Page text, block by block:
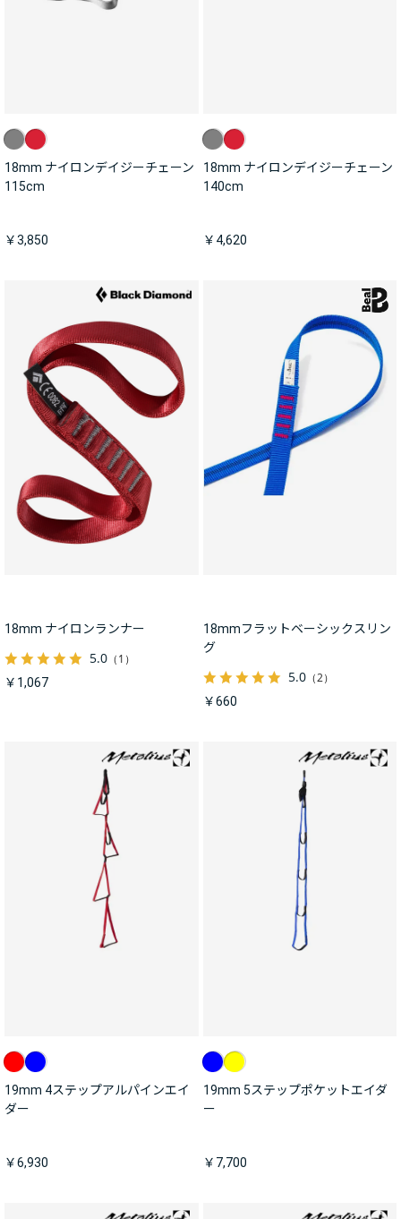
18mm ナイロンデイジーチェーン
115cm
￥3,850
18mm ナイロンデイジーチェーン
140cm
￥4,620
18mm ナイロンランナー
5.0 （1）
￥1,067
18mmフラットベーシックスリン
グ
5.0（2）
￥660
19mm 4ステップアルパインエイ
ダー
￥6,930
19mm 5ステップポケットエイダ
ー
￥7,700